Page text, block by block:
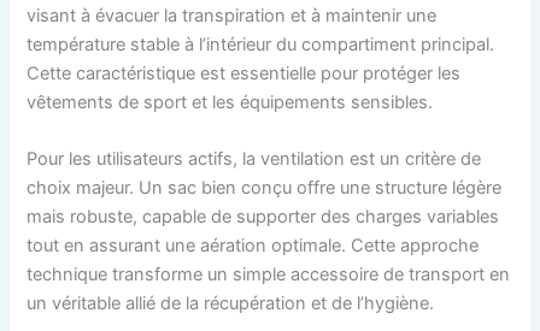
visant à évacuer la transpiration et à maintenir une
température stable à l’intérieur du compartiment principal.
Cette caractéristique est essentielle pour protéger les
vêtements de sport et les équipements sensibles.
Pour les utilisateurs actifs, la ventilation est un critère de
choix majeur. Un sac bien conçu offre une structure légère
mais robuste, capable de supporter des charges variables
tout en assurant une aération optimale. Cette approche
technique transforme un simple accessoire de transport en
un véritable allié de la récupération et de l’hygiène.